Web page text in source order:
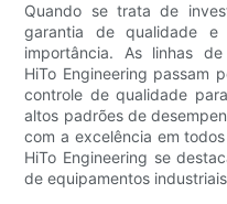
Quando se trata de
garantia de qualidade e
importância. As linhas
HiTo Engineering passam
controle de qualidade
altos padrões de
com a excelência em
HiTo Engineering se
de equipamentos